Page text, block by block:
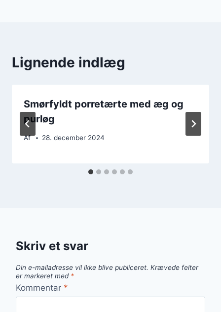
Lignende indlæg
Smørfyldt porretærte med æg og
purløg
Af 28. december 2024
Skriv et svar
Din e-mailadresse vil ikke blive publiceret. Krævede felter
er markeret med *
Kommentar *